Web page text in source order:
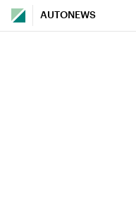
AUTONEWS